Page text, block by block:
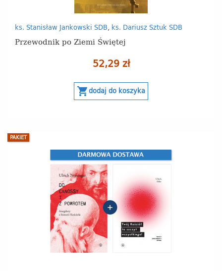
ks. Stanisław Jankowski SDB, ks. Dariusz Sztuk SDB
Przewodnik po Ziemi Świętej
52,29 zł
shopping_cartdodaj do koszyka
PAKIET